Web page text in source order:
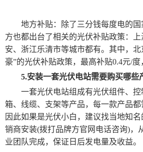
地方补贴：除了三分钱每度电的
方也都出台了相关的光伏补贴政策：
安、浙江乐清市等城市都有。其中，
豪”的光伏补贴政策，最高补贴0.4元/度
5.安装一套光伏电站需要购买哪些
一套光伏电站组成有光伏组件、
箱、线缆、支架等产品，每一款产品都
因此如果是光伏小白，建议找当地知
销商安装(拨打品牌方官网电话咨询)，
业团队完成，保证日后发电量及收益。